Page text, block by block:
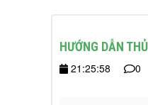
HƯỚNG DẪN
21:25:58 0